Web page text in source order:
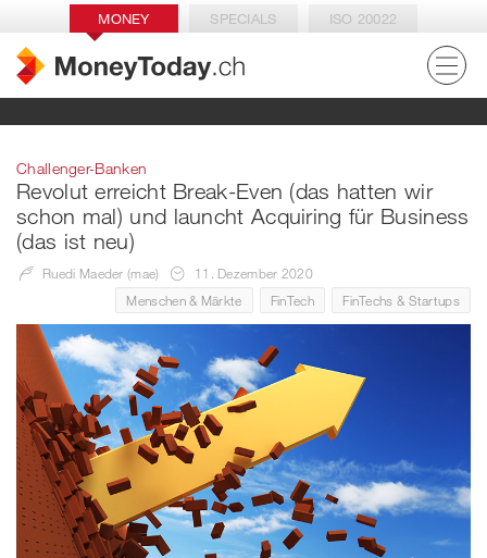
MONEY SPECIALS ISO 20022
Challenger-Banken
Revolut erreicht Break-Even (das hatten wir
schon mal) und launcht Acquiring für Business
(das ist neu)
Ruedi Maeder (mae)
11. Dezember 2020
Menschen & Märkte
FinTech FinTechs & Startups